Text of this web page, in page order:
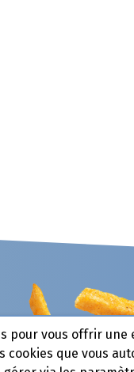
pour vous offrir une
cookies que vous